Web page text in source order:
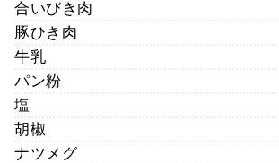
合いびき肉
豚ひき肉
牛乳
パン粉
塩
胡椒
ナツメグ